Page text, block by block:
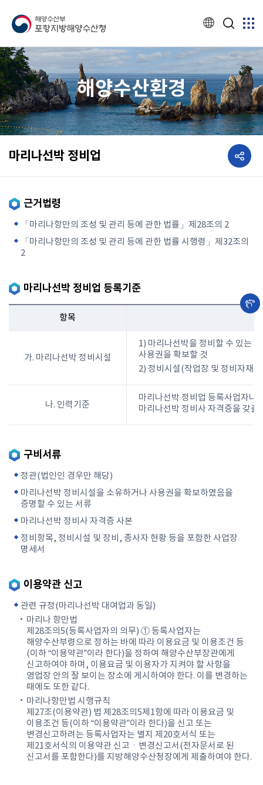
해양수산환경
마리나선박 정비업 공유하기
근거법령
「마리나항만의 조성 및 관리 등에 관한 법률」제28조의 2
「마리나항만의 조성 및 관리 등에 관한 법률 시행령」제32조의
2
마리나선박 정비업 등록기준
항목
가. 마리나선박 정비시설
1) 마리나선박을 정비할 수 있는
사용권을 확보할 것
2) 정비시설(작업장 및 정비자재
나. 인력기준
마리나선박 정비업 등록사업자나
마리나선박 정비사 자격증을 갖출
구비서류
정관(법인인 경우만 해당)
마리나선박 정비시설을 소유하거나 사용권을 확보하였음을
증명할 수 있는 서류
마리나선박 정비사 자격증 사본
정비항목, 정비시설 및 장비, 종사자 현황 등을 포함한 사업장
명세서
이용약관 신고
관련 규정(마리나선박 대여업과 동일)
마리나 항만법
제28조의5(등록사업자의 의무) ① 등록사업자는
해양수산부령으로 정하는 바에 따라 이용요금 및 이용조건 등
(이하 “이용약관”이라 한다)을 정하여 해양수산부장관에게
신고하여야 하며, 이용요금 및 이용자가 지켜야 할 사항을
영업장 안의 잘 보이는 장소에 게시하여야 한다. 이를 변경하는
때에도 또한 같다.
마리나항만법 시행규칙
제27조(이용약관) 법 제28조의5제1항에 따라 이용요금 및
이용조건 등(이하 “이용약관”이라 한다)을 신고 또는
변경신고하려는 등록사업자는 별지 제20호서식 또는
제21호서식의 이용약관 신고ㆍ변경신고서(전자문서로 된
신고서를 포함한다)를 지방해양수산청장에게 제출하여야 한다.